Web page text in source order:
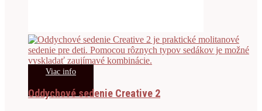
Viac info
Oddychové sedenie Creative 2